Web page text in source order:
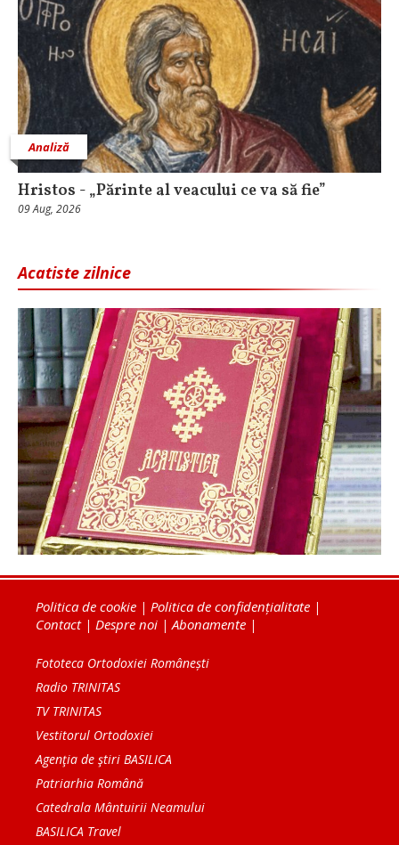
Analiză
Hristos - „Părinte al veacului ce va să fie”
09 Aug, 2026
Acatiste zilnice
Politica de cookie | Politica de confidențialitate |
Contact| Despre noi | Abonamente |
Fototeca Ortodoxiei Românești
Radio TRINITAS
TV TRINITAS
Vestitorul Ortodoxiei
Agenţia de ştiri BASILICA
Patriarhia Română
Catedrala Mântuirii Neamului
BASILICA Travel